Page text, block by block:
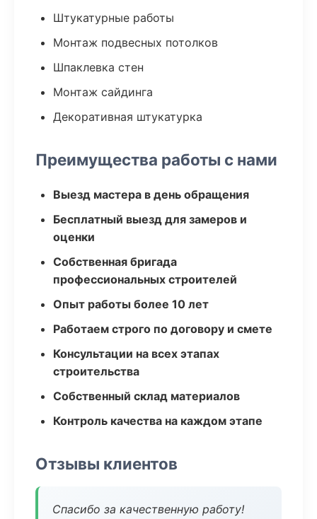
Штукатурные работы
Монтаж подвесных потолков
Шпаклевка стен
Монтаж сайдинга
Декоративная штукатурка
Преимущества работы с нами
Выезд мастера в день обращения
Бесплатный выезд для замеров и
оценки
Собственная бригада
профессиональных строителей
Опыт работы более 10 лет
Работаем строго по договору и смете
Консультации на всех этапах
строительства
Собственный склад материалов
Контроль качества на каждом этапе
Отзывы клиентов
Спасибо за качественную работу!